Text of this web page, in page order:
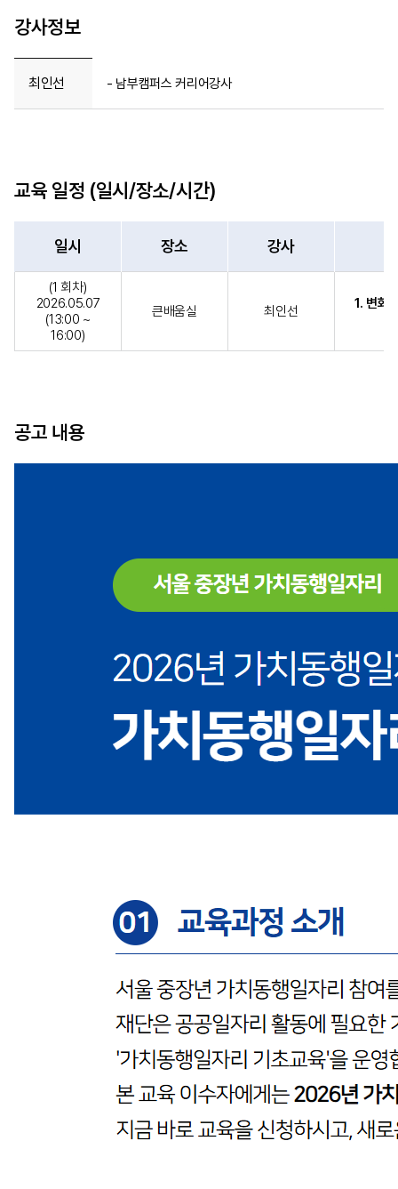
강사정보
최인선 - 남부캠퍼스 커리어강사
교육 일정 (일시/장소/시간)
일시 장소 강사
(1 회차)
2026.05.07
(13:00 ~
16:00)
큰배움실 최인선 1. 변화
공고 내용